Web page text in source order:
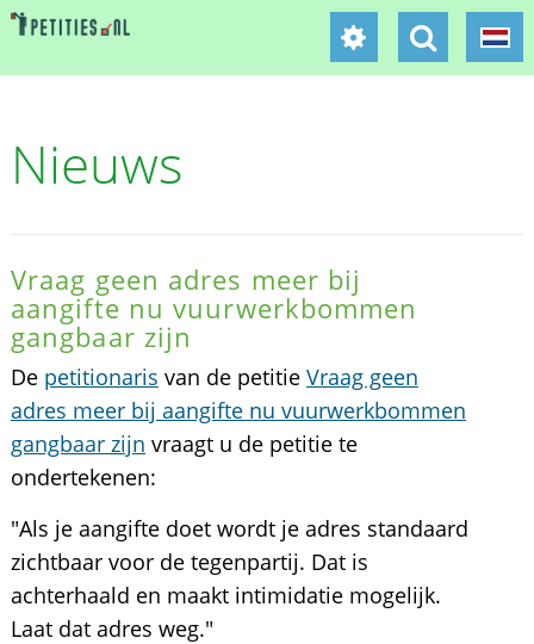
Nieuws
Vraag geen adres meer bij
aangifte nu vuurwerkbommen
gangbaar zijn
De petitionaris van de petitie Vraag geen
adres meer bij aangifte nu vuurwerkbommen
gangbaar zijn vraagt u de petitie te
ondertekenen:
"Als je aangifte doet wordt je adres standaard
zichtbaar voor de tegenpartij. Dat is
achterhaald en maakt intimidatie mogelijk.
Laat dat adres weg."